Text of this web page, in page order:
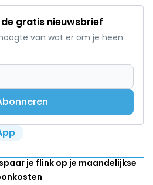
gratis nieuwsbrief
van wat er om je heen
je flink op je maandelijkse